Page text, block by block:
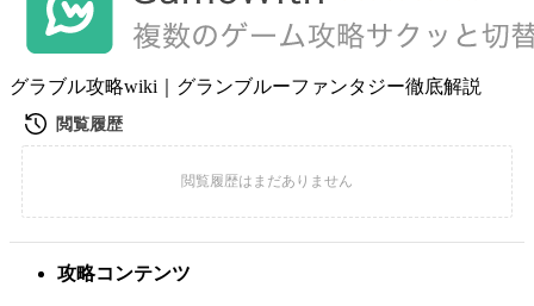
グラブル攻略wiki｜グランブルーファンタジー徹底解説
攻略コンテンツ